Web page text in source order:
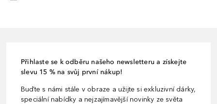
Přihlaste se k odběru našeho newsletteru a získejte
slevu 15 % na svůj první nákup!
Buďte s námi stále v obraze a užijte si exkluzivní dárky,
speciální nabídky a nejzajímavější novinky ze světa